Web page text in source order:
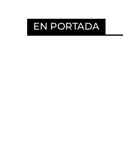
EN PORTADA